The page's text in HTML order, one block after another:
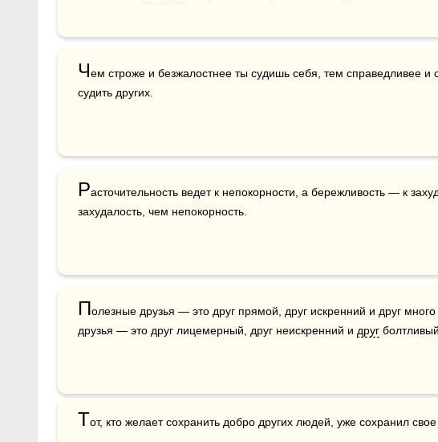
Чем строже и безжалостнее ты судишь себя, тем справедливее и
судить других.
Расточительность ведет к непокорности, а бережливость — к
захудалость, чем непокорность.
Полезные друзья — это друг прямой, друг искренний и друг
друзья — это друг лицемерный, друг неискренний и друг болтливый.
Тот, кто желает сохранить добро других людей, уже сохранил свое